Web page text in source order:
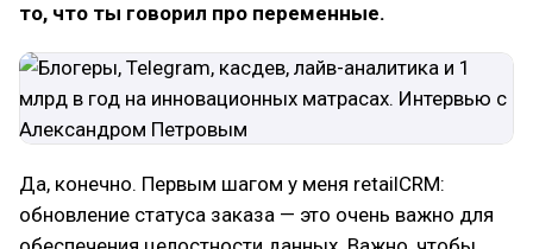
то, что ты говорил про переменные.
Да, конечно. Первым шагом у меня retailCRM:
обновление статуса заказа — это очень важно для